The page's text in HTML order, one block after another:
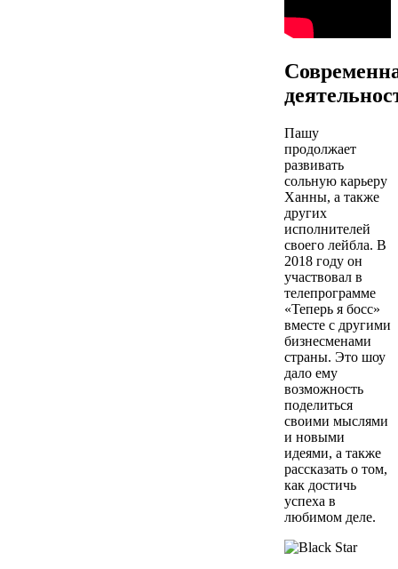
Пашу
продолжает
развивать
сольную карьеру
Ханны, а также
других
исполнителей
своего лейбла. В
2018 году он
участвовал в
телепрограмме
«Теперь я босс»
вместе с другими
бизнесменами
страны. Это шоу
дало ему
возможность
поделиться
своими мыслями
и новыми
идеями, а также
рассказать о том,
как достичь
успеха в
любимом деле.